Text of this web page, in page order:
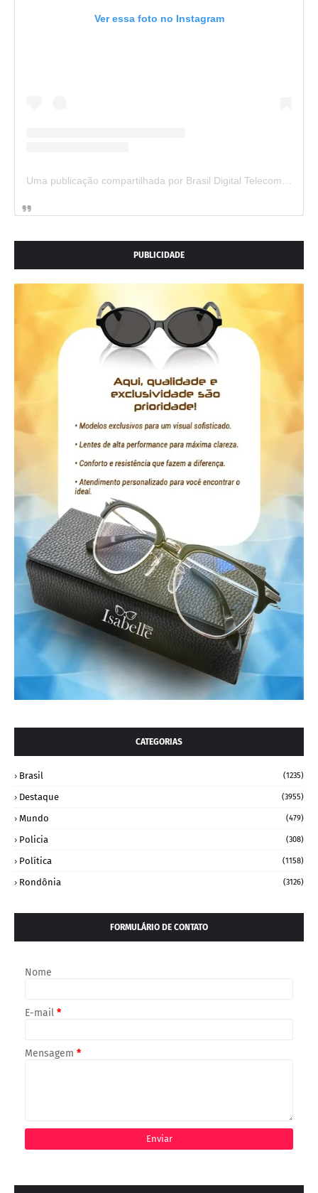
Ver essa foto no Instagram
PUBLICIDADE
CATEGORIAS
Brasil (1235)
Destaque (3955)
Mundo (479)
Policia (308)
Política (1158)
Rondônia (3126)
FORMULÁRIO DE CONTATO
Nome
E-mail *
Mensagem *